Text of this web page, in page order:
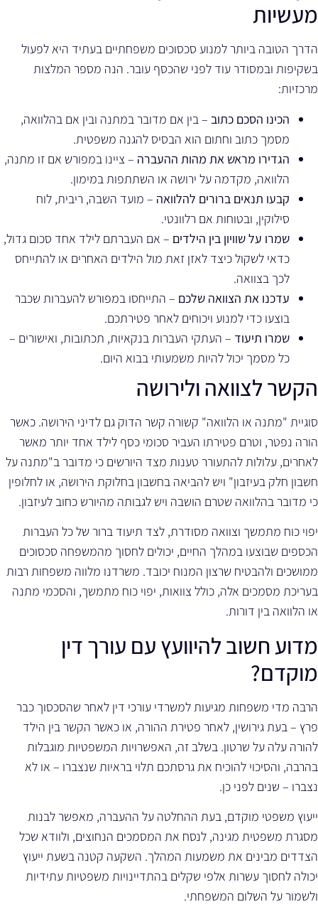
מעשיות
הדרך הטובה ביותר למנוע סכסוכים משפחתיים בעתיד היא לפעול
בשקיפות ובמסודר עוד לפני שהכסף עובר. הנה מספר המלצות
מרכזיות:
הכינו הסכם כתוב – בין אם מדובר במתנה ובין אם בהלוואה,
מסמך כתוב וחתום הוא הבסיס להגנה משפטית.
הגדירו מראש את מהות ההעברה – ציינו במפורש אם זו מתנה,
הלוואה, מקדמה על ירושה או השתתפות במימון.
קבעו תנאים ברורים להלוואה – מועד השבה, ריבית, לוח
סילוקין, ובטוחות אם רלוונטי.
שמרו על שוויון בין הילדים – אם העברתם לילד אחד סכום גדול,
כדאי לשקול כיצד לאזן זאת מול הילדים האחרים או להתייחס
לכך בצוואה.
עדכנו את הצוואה שלכם – התייחסו במפורש להעברות שכבר
בוצעו כדי למנוע ויכוחים לאחר פטירתכם.
שמרו תיעוד – העתקי העברות בנקאיות, תכתובות, ואישורים –
כל מסמך יכול להיות משמעותי בבוא היום.
הקשר לצוואה ולירושה
סוגיית "מתנה או הלוואה" קשורה קשר הדוק גם לדיני הירושה. כאשר
הורה נפטר, וטרם פטירתו העביר סכומי כסף לילד אחד יותר מאשר
לאחרים, עלולות להתעורר טענות מצד היורשים כי מדובר ב"מתנה על
חשבון חלק בעיזבון" ויש להביאה בחשבון בחלוקת הירושה, או לחלופין
כי מדובר בהלוואה שטרם הושבה ויש לגבותה מהיורש כחוב לעיזבון.
יפוי כוח מתמשך וצוואה מסודרת, לצד תיעוד ברור של כל העברות
הכספים שבוצעו במהלך החיים, יכולים לחסוך מהמשפחה סכסוכים
ממושכים ולהבטיח שרצון המנוח יכובד. משרדנו מלווה משפחות רבות
בעריכת מסמכים אלה, כולל צוואות, יפוי כוח מתמשך, והסכמי מתנה
או הלוואה בין דורות.
מדוע חשוב להיוועץ עם עורך דין
מוקדם?
הרבה מדי משפחות מגיעות למשרדי עורכי דין לאחר שהסכסוך כבר
פרץ – בעת גירושין, לאחר פטירת ההורה, או כאשר הקשר בין הילד
להורה עלה על שרטון. בשלב זה, האפשרויות המשפטיות מוגבלות
בהרבה, והסיכוי להוכיח את גרסתכם תלוי בראיות שנצברו – או לא
נצברו – שנים לפני כן.
ייעוץ משפטי מוקדם, בעת ההחלטה על ההעברה, מאפשר לבנות
מסגרת משפטית מגינה, לנסח את המסמכים הנחוצים, ולוודא שכל
הצדדים מבינים את משמעות המהלך. השקעה קטנה בשעת ייעוץ
יכולה לחסוך עשרות אלפי שקלים בהתדיינויות משפטיות עתידיות
ולשמור על השלום המשפחתי.